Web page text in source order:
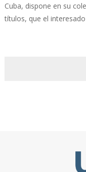
Cuba, dispone en su
títulos, que el